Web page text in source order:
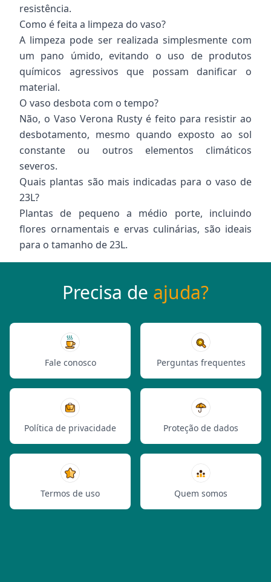
resistência.
Como é feita a limpeza do vaso?
A limpeza pode ser realizada simplesmente com
um pano úmido, evitando o uso de produtos
químicos agressivos que possam danificar o
material.
O vaso desbota com o tempo?
Não, o Vaso Verona Rusty é feito para resistir ao
desbotamento, mesmo quando exposto ao sol
constante ou outros elementos climáticos
severos.
Quais plantas são mais indicadas para o vaso de
23L?
Plantas de pequeno a médio porte, incluindo
flores ornamentais e ervas culinárias, são ideais
para o tamanho de 23L.
Precisa de ajuda?
Fale conosco Perguntas frequentes
Política de privacidade Proteção de dados
Termos de uso Quem somos